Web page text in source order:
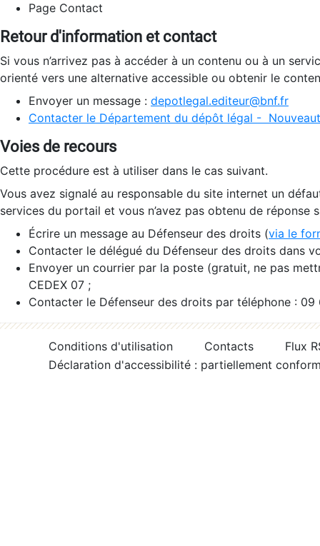
Page Contact
Retour d'information et contact
Si vous n’arrivez pas à accéder à un contenu ou à un
orienté vers une alternative accessible ou obtenir le
Envoyer un message : depotlegal.editeur@bnf.fr
Contacter le Département du dépôt légal -
Voies de recours
Cette procédure est à utiliser dans le cas suivant.
Vous avez signalé au responsable du site internet un
services du portail et vous n’avez pas obtenu de réponse
Écrire un message au Défenseur des droits (via le
Contacter le délégué du Défenseur des droits dans
Envoyer un courrier par la poste (gratuit, ne pas
CEDEX 07 ;
Contacter le Défenseur des droits par téléphone :
Conditions d'utilisation Contacts
Flux
Déclaration d'accessibilité : partiellement